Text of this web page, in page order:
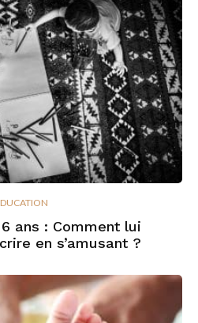
ans : Comment lui
en s’amusant ?